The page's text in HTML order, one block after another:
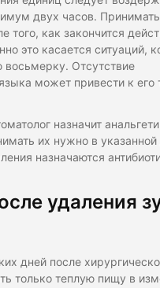
двух часов.
того, как закончится
это касается ситуаций,
Отсутствие
может привести к
назначит
их нужно в указанной
назначаются
удаления
дней после
только теплую пищу в